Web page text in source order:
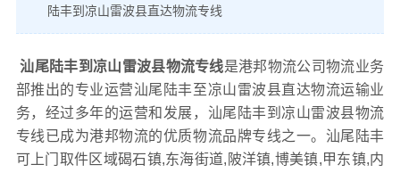
陆丰到凉山雷波县直达物流专线
汕尾陆丰到凉山雷波县物流专线是港邦物流公司物流业务
部推出的专业运营汕尾陆丰至凉山雷波县直达物流运输业
务，经过多年的运营和发展，汕尾陆丰到凉山雷波县物流
专线已成为港邦物流的优质物流品牌专线之一。汕尾陆丰
可上门取件区域碣石镇,东海街道,陂洋镇,博美镇,甲东镇,内